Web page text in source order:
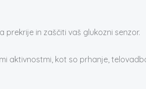
prekrije in zaščiti vaš glukozni senzor.
aktivnostmi, kot so prhanje,